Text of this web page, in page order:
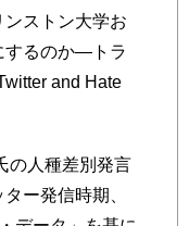
ストン大学お
するのか―トラ
and Hate
の人種差別発言
ー発信時期、